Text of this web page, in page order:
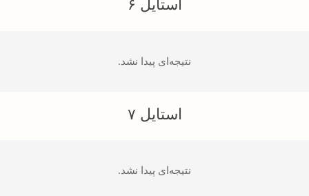
استایل ۶
نتیجه‌ای پیدا نشد.
استایل ۷
نتیجه‌ای پیدا نشد.